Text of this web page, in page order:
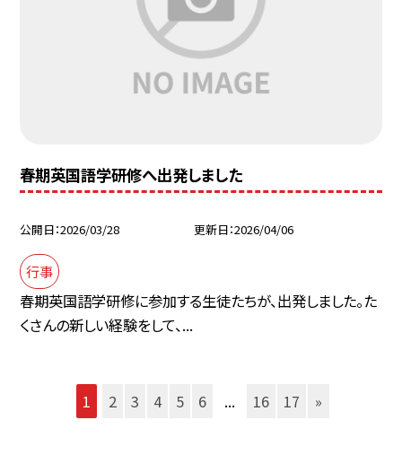
春期英国語学研修へ出発しました
公開日 2026/03/28 更新日 2026/04/06
行事
春期英国語学研修に参加する生徒たちが、出発しました。た
くさんの新しい経験をして、...
1 2 3 4 5 6 ... 16 17 »